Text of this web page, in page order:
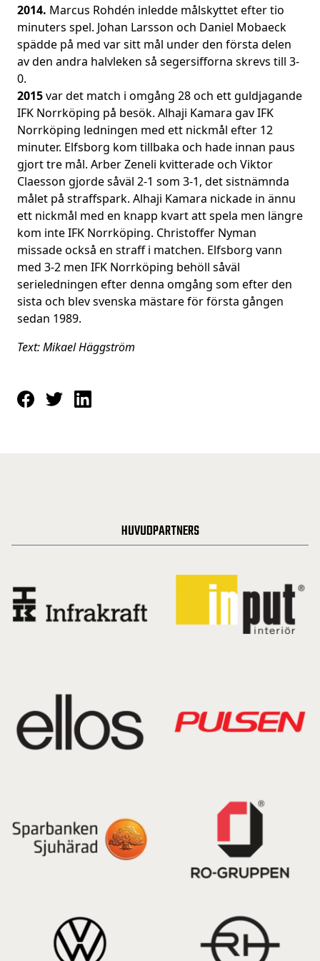
2014. Marcus Rohdén inledde målskyttet efter tio
minuters spel. Johan Larsson och Daniel Mobaeck
spädde på med var sitt mål under den första delen
av den andra halvleken så segersifforna skrevs till 3-
0.
2015var det match i omgång 28 och ett guldjagande
IFK Norrköping på besök. Alhaji Kamara gav IFK
Norrköping ledningen med ett nickmål efter 12
minuter. Elfsborg kom tillbaka och hade innan paus
gjort tre mål. Arber Zeneli kvitterade och Viktor
Claesson gjorde såväl 2-1 som 3-1, det sistnämnda
målet på straffspark. Alhaji Kamara nickade in ännu
ett nickmål med en knapp kvart att spela men längre
kom inte IFK Norrköping. Christoffer Nyman
missade också en straff i matchen. Elfsborg vann
med 3-2 men IFK Norrköping behöll såväl
serieledningen efter denna omgång som efter den
sista och blev svenska mästare för första gången
sedan 1989.
Text: Mikael Häggström
HUVUDPARTNERS